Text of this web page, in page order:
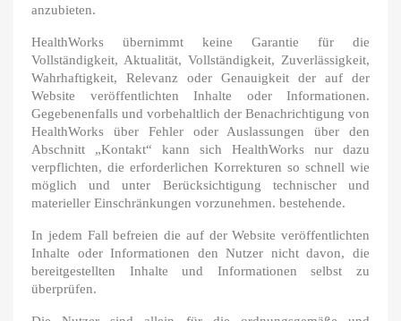
anzubieten.
HealthWorks übernimmt keine Garantie für die
Vollständigkeit, Aktualität, Vollständigkeit, Zuverlässigkeit,
Wahrhaftigkeit, Relevanz oder Genauigkeit der auf der
Website veröffentlichten Inhalte oder Informationen.
Gegebenenfalls und vorbehaltlich der Benachrichtigung von
HealthWorks über Fehler oder Auslassungen über den
Abschnitt „Kontakt“ kann sich HealthWorks nur dazu
verpflichten, die erforderlichen Korrekturen so schnell wie
möglich und unter Berücksichtigung technischer und
materieller Einschränkungen vorzunehmen. bestehende.
In jedem Fall befreien die auf der Website veröffentlichten
Inhalte oder Informationen den Nutzer nicht davon, die
bereitgestellten Inhalte und Informationen selbst zu
überprüfen.